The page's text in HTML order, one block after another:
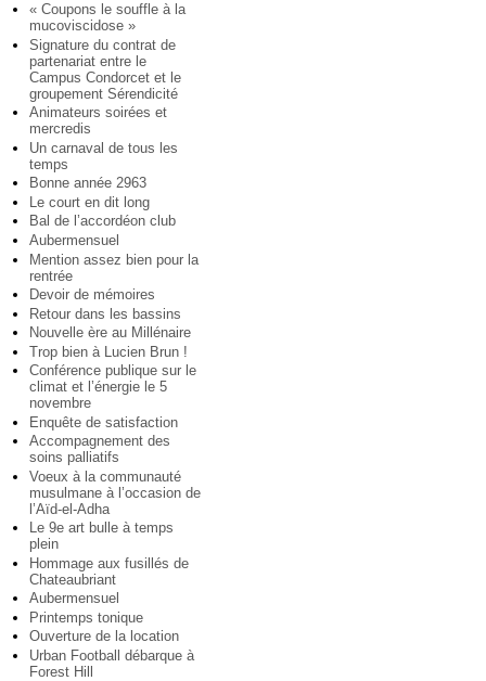
« Coupons le souffle à la
mucoviscidose »
Signature du contrat de
partenariat entre le
Campus Condorcet et le
groupement Sérendicité
Animateurs soirées et
mercredis
Un carnaval de tous les
temps
Bonne année 2963
Le court en dit long
Bal de l’accordéon club
Aubermensuel
Mention assez bien pour la
rentrée
Devoir de mémoires
Retour dans les bassins
Nouvelle ère au Millénaire
Trop bien à Lucien Brun !
Conférence publique sur le
climat et l’énergie le 5
novembre
Enquête de satisfaction
Accompagnement des
soins palliatifs
Voeux à la communauté
musulmane à l’occasion de
l’Aïd-el-Adha
Le 9e art bulle à temps
plein
Hommage aux fusillés de
Chateaubriant
Aubermensuel
Printemps tonique
Ouverture de la location
Urban Football débarque à
Forest Hill